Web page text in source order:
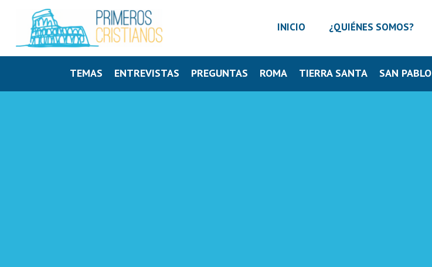
INICIO ¿QUIÉNES SOMOS?
TEMAS ENTREVISTAS PREGUNTAS ROMA TIERRA SANTA SAN PABLO